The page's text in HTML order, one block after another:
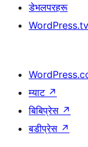
डेभलपरहरू
WordPress.tv
म्याट ↗
बिबिप्रेस ↗
बडीप्रेस ↗